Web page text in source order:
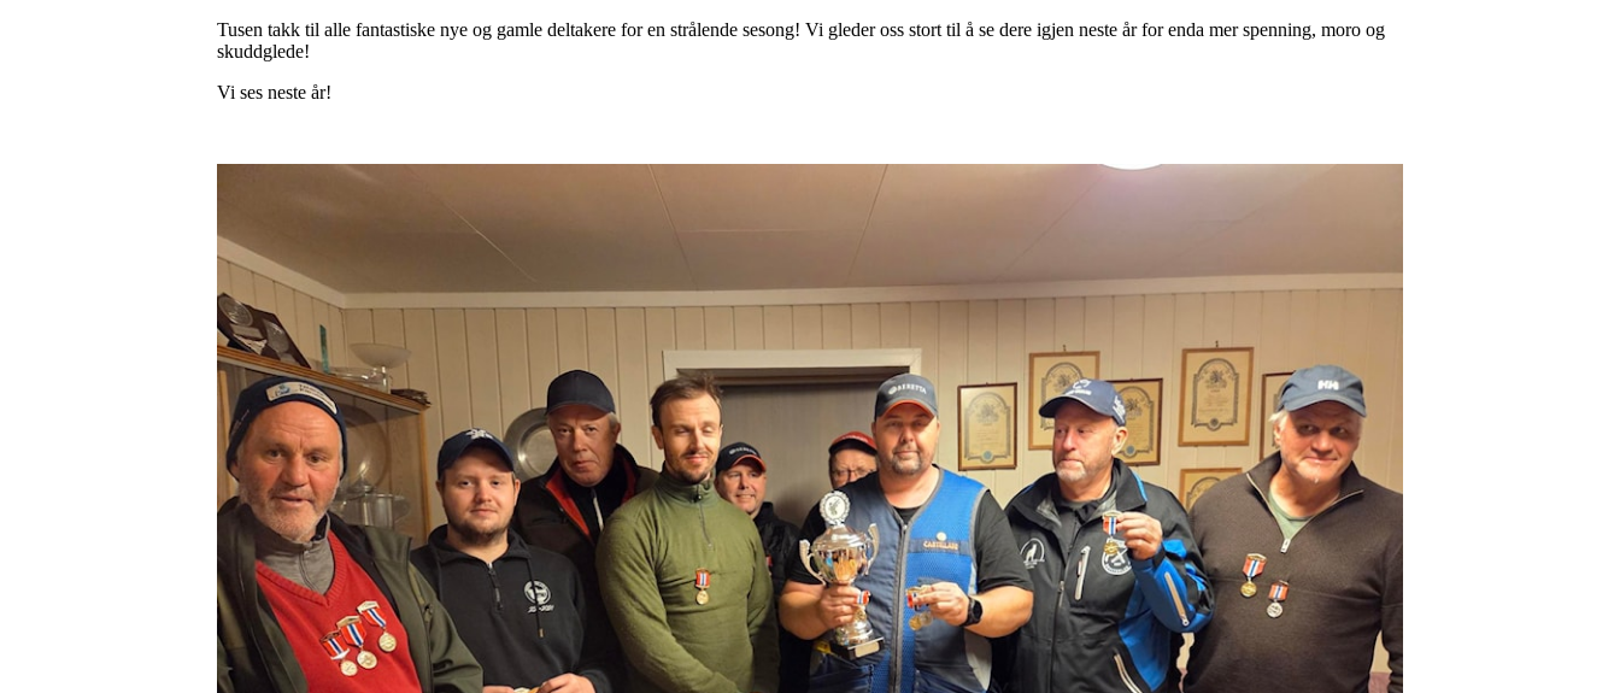
Tusen takk til alle fantastiske nye og gamle deltakere for en strålende sesong! Vi gleder oss stort til å se dere igjen neste år for enda mer spenning, moro og
skuddglede!
Vi ses neste år!